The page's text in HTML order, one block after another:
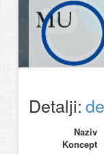
Detalji:
Naziv
Koncept